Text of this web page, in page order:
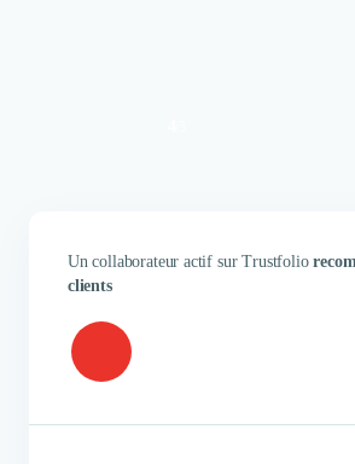
Un collaborateur actif sur Trustfolio
clients